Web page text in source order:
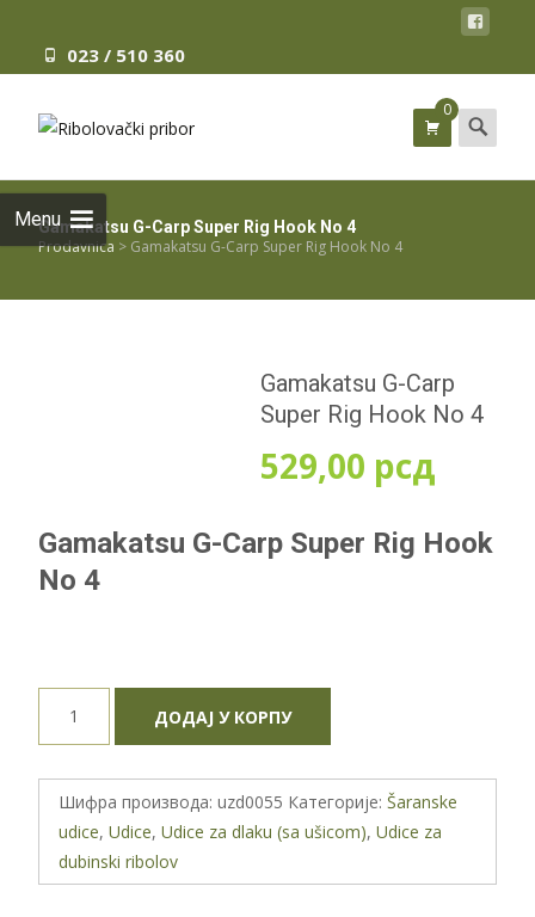
023 / 510 360
Menu
0 Search
for:
Gamakatsu G-Carp Super Rig Hook No 4
Prodavnica > Gamakatsu G-Carp Super Rig Hook No 4
Gamakatsu G-Carp
Super Rig Hook No 4
529,00 рсд
Gamakatsu G-Carp Super Rig Hook
No 4
Super
Hook
No
ДОДАЈ У КОРПУ
Шифра производа: uzd0055 Категорије: Šaranske
udice, Udice, Udice za dlaku (sa ušicom), Udice za
dubinski ribolov